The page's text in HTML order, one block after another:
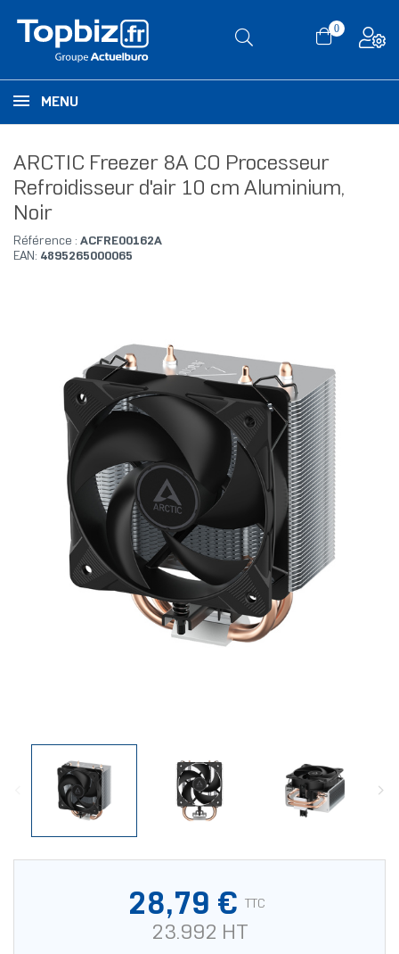
0
MENU
ARCTIC Freezer 8A CO Processeur
Refroidisseur d'air 10 cm Aluminium,
Noir
Référence : ACFRE00162A
EAN: 4895265000065
28,79 € TTC
23.992 HT